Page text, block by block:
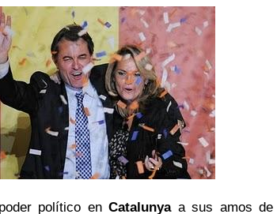
político en Catalunyaa sus amos de